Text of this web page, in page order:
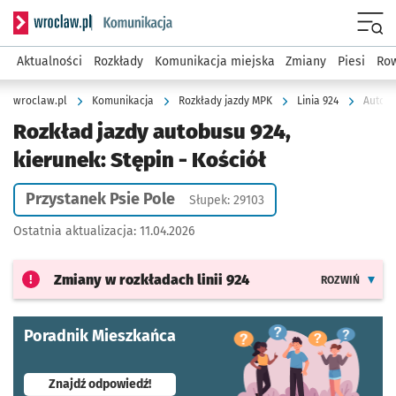
Serwis informacyjny wroclaw.pl podserwis: Komunikacja
Aktualności Rozkłady Komunikacja miejska Zmiany Piesi
wroclaw.pl Komunikacja Rozkłady jazdy MPK Linia 924
Rozkład jazdy autobusu 924,
kierunek: Stępin - Kościół
Przystanek Psie Pole Słupek: 29103
Ostatnia aktualizacja: 11.04.2026
Zmiany w rozkładach linii 924 ROZWIŃ
Poradnik Mieszkańca
Znajdź odpowiedź!- otworzy się w nowej karcie